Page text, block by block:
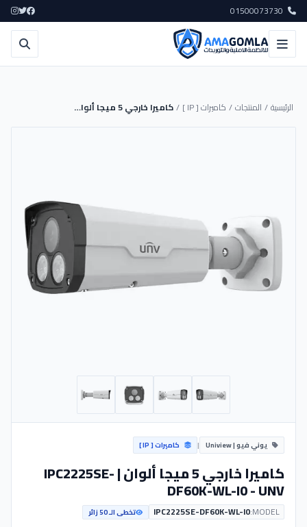
الرئيسية/ المنتجات/ كاميرات [ IP ] / كاميرا خارجي 5 ميجا ألوان | IPC2225SE-DF60K-WL-I0 - UNV
يوني فيو | Uniview | كاميرات [ IP ]
كاميرا خارجي 5 ميجا ألوان | IPC2225SE-
DF60K-WL-I0 - UNV
MODEL:
IPC2225SE-DF60K-WL-I0 تخطى الـ 50 زائر